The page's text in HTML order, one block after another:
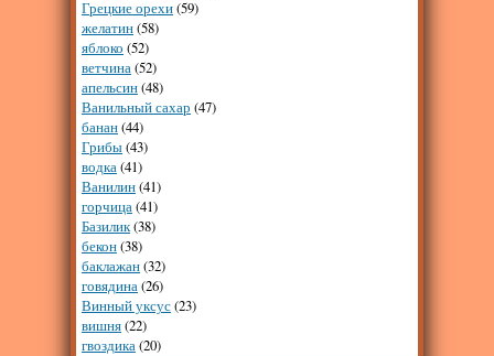
Грецкие орехи(59)
желатин(58)
яблоко (52)
ветчина(52)
апельсин(48)
Ванильный сахар (47)
банан(44)
Грибы(43)
водка(41)
Ванилин(41)
горчица(41)
Базилик(38)
бекон(38)
баклажан(32)
говядина(26)
Винный уксус(23)
вишня(22)
гвоздика(20)